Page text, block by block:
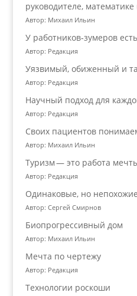
руководителе,
Автор: Михаил Ильин
У работников‑зумеров
Автор: Редакция
Уязвимый, обиженный и
Автор: Редакция
Научный подход для
Автор: Редакция
Своих пациентов
Автор: Михаил Ильин
Туризм — это работа
Автор: Редакция
Одинаковые, но
Автор: Сергей Смирнов
Биопрогрессивный дом
Автор: Михаил Ильин
Мечта по чертежу
Автор: Редакция
Технологии роскоши